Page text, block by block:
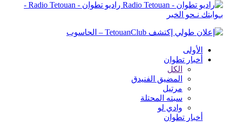
راديو تطوان - Radio Tetouan -
بـوابتك نـحو الخبر
الأولى
أخبار تطوان
الكل
المضيق الفنيدق
مرتيل
سبته المحتلة
وادي لو
أخبار تطوان